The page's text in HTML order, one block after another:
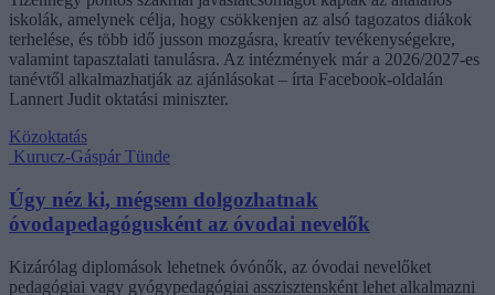
iskolák, amelynek célja, hogy csökkenjen az alsó tagozatos diákok
terhelése, és több idő jusson mozgásra, kreatív tevékenységekre,
valamint tapasztalati tanulásra. Az intézmények már a 2026/2027-es
tanévtől alkalmazhatják az ajánlásokat – írta Facebook-oldalán
Lannert Judit oktatási miniszter.
Közoktatás
Kurucz-Gáspár Tünde
Úgy néz ki, mégsem dolgozhatnak
óvodapedagógusként az óvodai nevelők
Kizárólag diplomások lehetnek óvónők, az óvodai nevelőket
pedagógiai vagy gyógypedagógiai asszisztensként lehet alkalmazni